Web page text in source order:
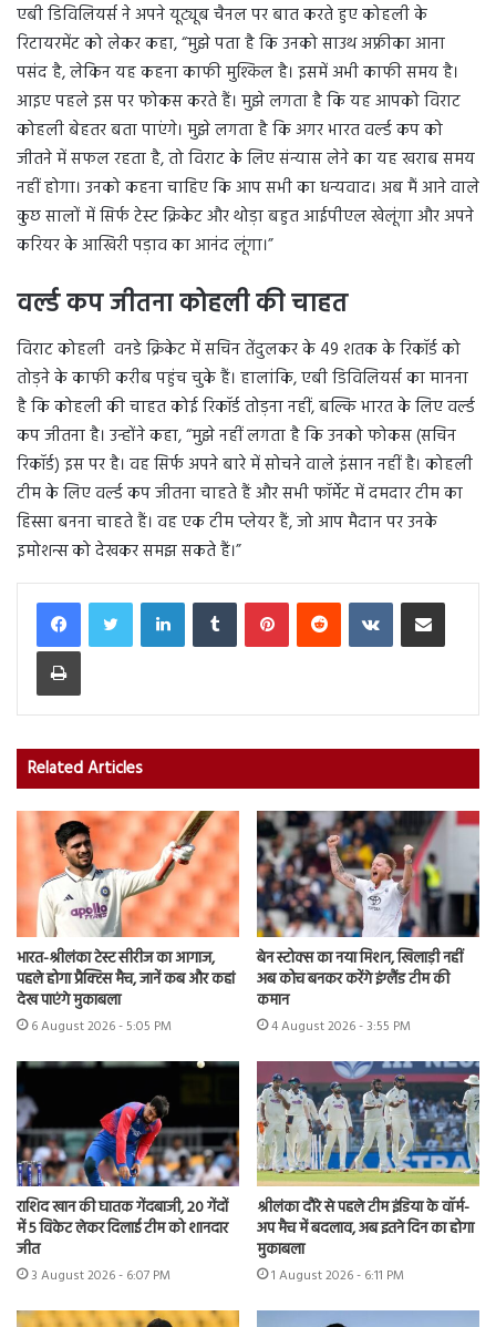
एबी डिविलियर्स ने अपने यूट्यूब चैनल पर बात करते हुए कोहली के
रिटायरमेंट को लेकर कहा, “मुझे पता है कि उनको साउथ अफ्रीका आना
पसंद है, लेकिन यह कहना काफी मुश्किल है। इसमें अभी काफी समय है।
आइए पहले इस पर फोकस करते हैं। मुझे लगता है कि यह आपको विराट
कोहली बेहतर बता पाएंगे। मुझे लगता है कि अगर भारत वर्ल्ड कप को
जीतने में सफल रहता है, तो विराट के लिए संन्यास लेने का यह खराब समय
नहीं होगा। उनको कहना चाहिए कि आप सभी का धन्यवाद। अब मैं आने वाले
कुछ सालों में सिर्फ टेस्ट क्रिकेट और थोड़ा बहुत आईपीएल खेलूंगा और अपने
करियर के आखिरी पड़ाव का आनंद लूंगा।”
वर्ल्ड कप जीतना कोहली की चाहत
विराट कोहली वनडे क्रिकेट में सचिन तेंदुलकर के 49 शतक के रिकॉर्ड को
तोड़ने के काफी करीब पहुंच चुके हैं। हालांकि, एबी डिविलियर्स का मानना
है कि कोहली की चाहत कोई रिकॉर्ड तोड़ना नहीं, बल्कि भारत के लिए वर्ल्ड
कप जीतना है। उन्होंने कहा, “मुझे नहीं लगता है कि उनको फोकस (सचिन
रिकॉर्ड) इस पर है। वह सिर्फ अपने बारे में सोचने वाले इंसान नहीं है। कोहली
टीम के लिए वर्ल्ड कप जीतना चाहते हैं और सभी फॉर्मेट में दमदार टीम का
हिस्सा बनना चाहते हैं। वह एक टीम प्लेयर हैं, जो आप मैदान पर उनके
इमोशन्स को देखकर समझ सकते हैं।”
LinkedInTumblr PinterestReddit VKontakteShare via Email
Print
Related Articles
भारत-श्रीलंका टेस्ट सीरीज का आगाज,
पहले होगा प्रैक्टिस मैच, जानें कब और कहां
देख पाएंगे मुकाबला
6 August 2026 - 5:05 PM
बेन स्टोक्स का नया मिशन, खिलाड़ी नहीं
अब कोच बनकर करेंगे इंग्लैंड टीम की
कमान
4 August 2026 - 3:55 PM
राशिद खान की घातक गेंदबाजी, 20 गेंदों
में 5 विकेट लेकर दिलाई टीम को शानदार
जीत
3 August 2026 - 6:07 PM
श्रीलंका दौरे से पहले टीम इंडिया के वॉर्म-
अप मैच में बदलाव, अब इतने दिन का होगा
मुकाबला
1 August 2026 - 6:11 PM